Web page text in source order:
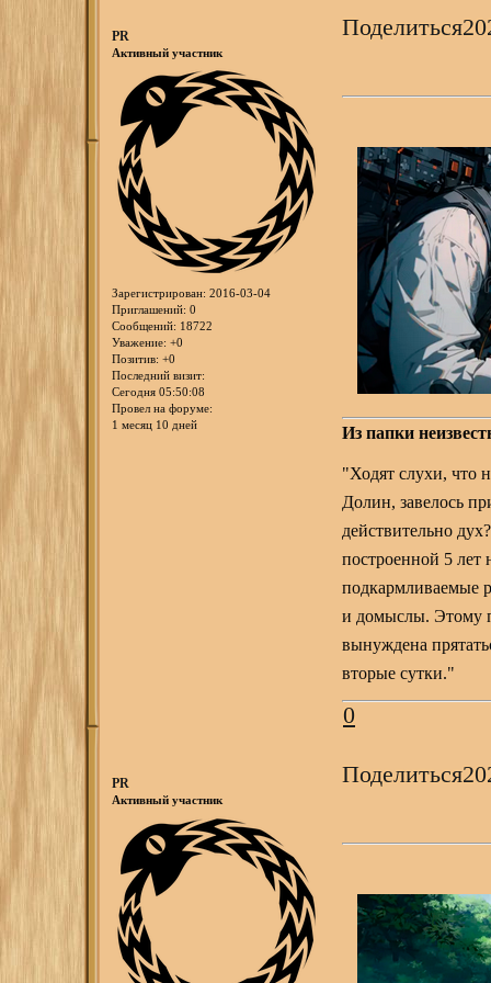
Поделиться
PR
Активный участник
Зарегистрирован: 2016-03-04
Приглашений: 0
Сообщений: 18722
Уважение: +0
Позитив: +0
Последний визит:
Сегодня 05:50:08
Провел на форуме:
1 месяц 10 дней
Из папки
"Ходят слухи, что
Долин, завелось
действительно
построенной 5 лет
подкармливаемые
и домыслы. Этому
вынуждена
вторые сутки."
0
Поделиться
PR
Активный участник